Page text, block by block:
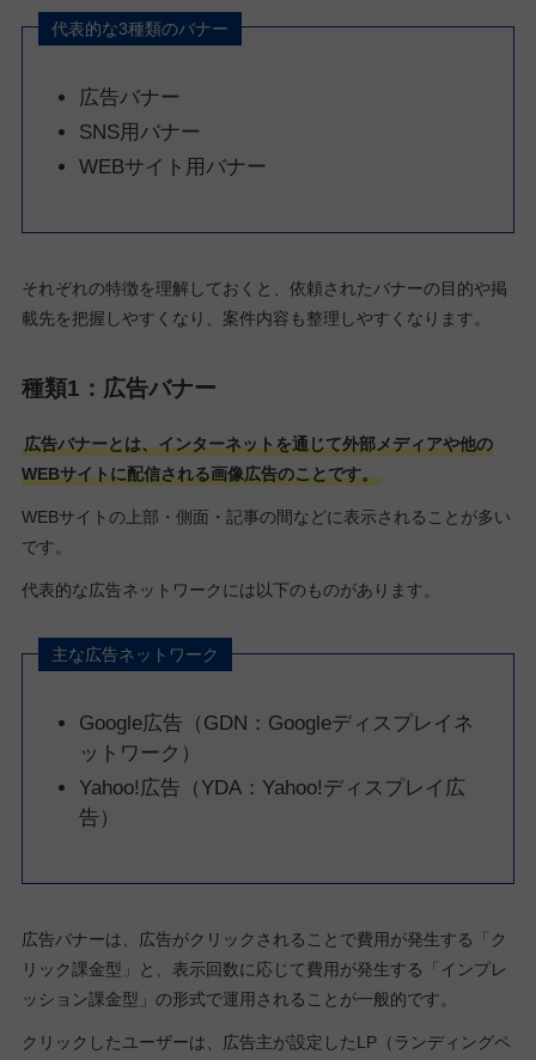
代表的な3種類のバナー
広告バナー
SNS用バナー
WEBサイト用バナー
それぞれの特徴を理解しておくと、依頼されたバナーの目的や掲
載先を把握しやすくなり、案件内容も整理しやすくなります。
種類1：広告バナー
広告バナーとは、インターネットを通じて外部メディアや他の
WEBサイトに配信される画像広告のことです。
WEBサイトの上部・側面・記事の間などに表示されることが多い
です。
代表的な広告ネットワークには以下のものがあります。
主な広告ネットワーク
Google広告（GDN：Googleディスプレイネ
ットワーク）
Yahoo!広告（YDA：Yahoo!ディスプレイ広
告）
広告バナーは、広告がクリックされることで費用が発生する「ク
リック課金型」と、表示回数に応じて費用が発生する「インプレ
ッション課金型」の形式で運用されることが一般的です。
クリックしたユーザーは、広告主が設定したLP（ランディングペ